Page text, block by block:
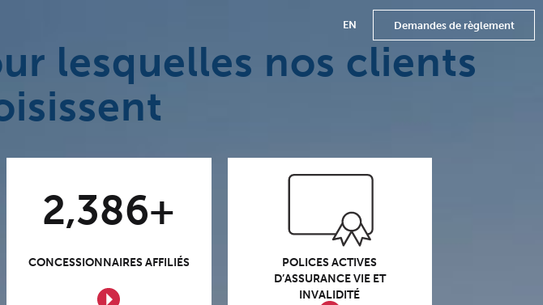
EN Demandes de règlement
lesquelles nos clients
2,386+
CONCESSIONNAIRES AFFILIÉS
POLICES ACTIVES
D’ASSURANCE VIE ET
INVALIDITÉ